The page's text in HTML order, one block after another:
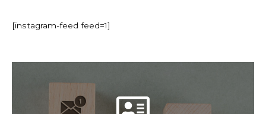
[instagram-feed feed=1]